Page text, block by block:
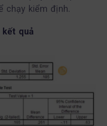
chạy kiểm định.
quả